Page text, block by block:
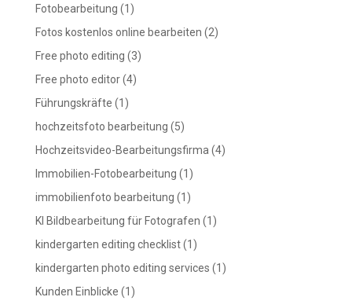
Fotobearbeitung (1)
Fotos kostenlos online bearbeiten (2)
Free photo editing (3)
Free photo editor(4)
Führungskräfte (1)
hochzeitsfoto bearbeitung (5)
Hochzeitsvideo-Bearbeitungsfirma (4)
Immobilien-Fotobearbeitung (1)
immobilienfoto bearbeitung (1)
KI Bildbearbeitung für Fotografen (1)
kindergarten editing checklist(1)
kindergarten photo editing services (1)
Kunden Einblicke (1)